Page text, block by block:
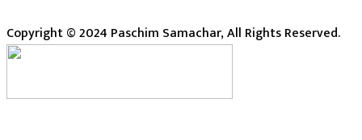
Copyright © 2024 Paschim Samachar, All Rights Reserved.